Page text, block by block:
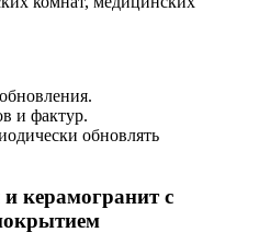
и фактур.
обновлять
керамогранит с